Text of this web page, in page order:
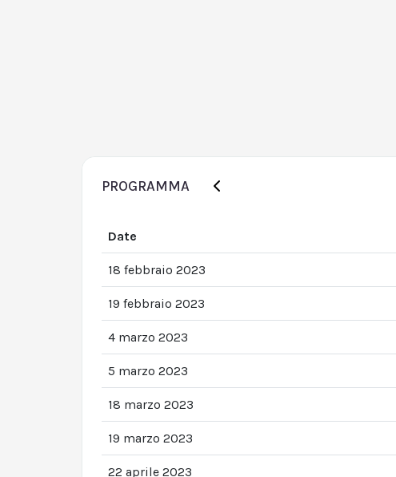
PROGRAMMA
Date
18 febbraio 2023
19 febbraio 2023
4 marzo 2023
5 marzo 2023
18 marzo 2023
19 marzo 2023
22 aprile 2023